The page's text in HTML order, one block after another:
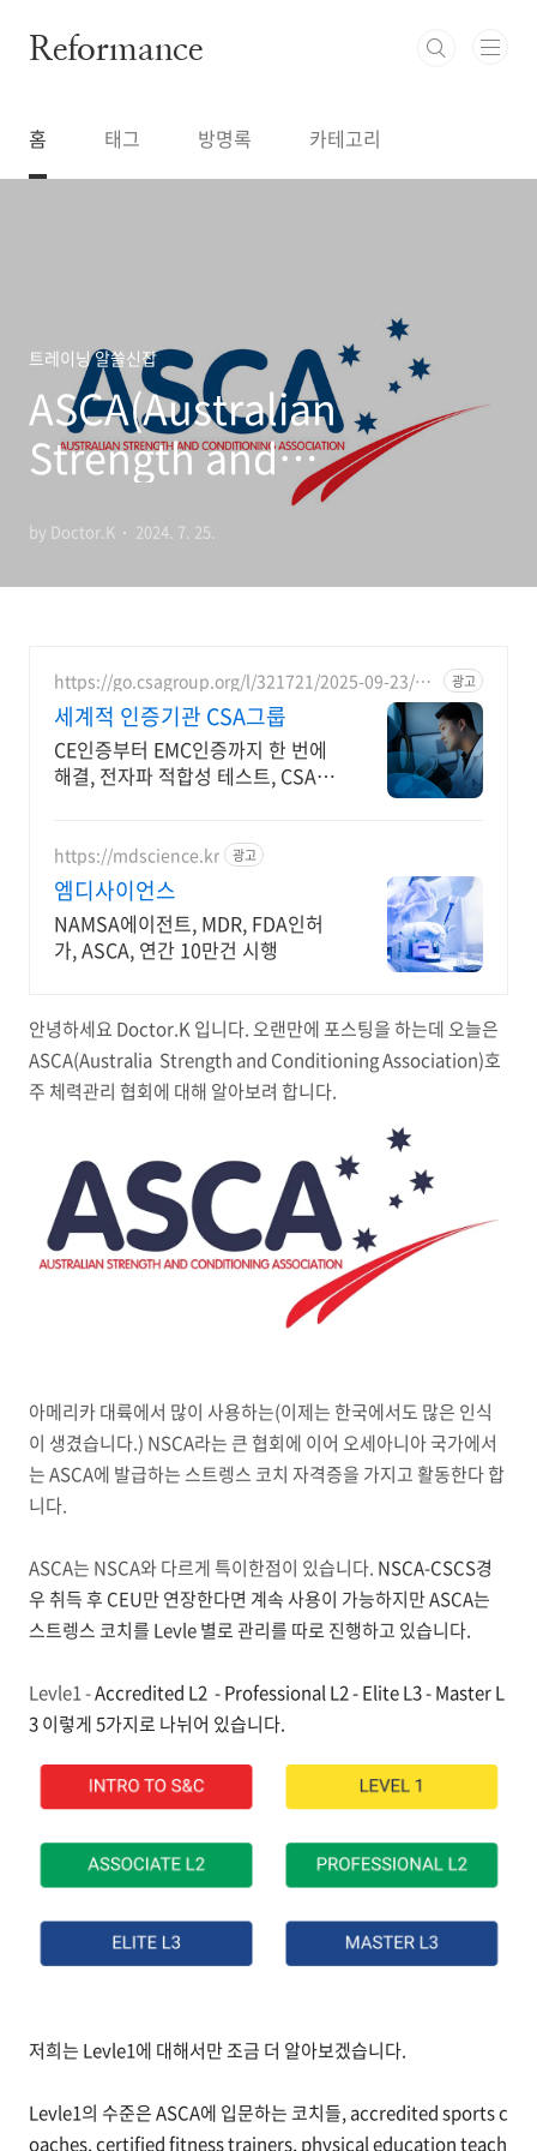
Reformance
홈 태그 방명록 카테고리
트레이닝 알쓸신잡
ASCA(Australian
Strength and
Association)호주 체력관리
협회
by Doctor.K 2024. 7. 25.
https://go.csagroup.org/l/321721/2025-09-23/bz
mc4
광고
세계적 인증기관 CSA그룹
CE인증부터 EMC인증까지 한 번에
해결, 전자파 적합성 테스트, CSA그
CE인증
https://mdscience.kr 광고
엠디사이언스
NAMSA에이전트, MDR, FDA인허
가, ASCA, 연간 10만건 시행
안녕하세요 Doctor.K 입니다. 오랜만에 포스팅을 하는데 오늘은
ASCA(Australia Strength and Conditioning Association)호
주 체력관리 협회에 대해 알아보려 합니다.
아메리카 대륙에서 많이 사용하는(이제는 한국에서도 많은 인식
이 생겼습니다.) NSCA라는 큰 협회에 이어 오세아니아 국가에서
는 ASCA에 발급하는 스트렝스 코치 자격증을 가지고 활동한다 합
니다.
ASCA는 NSCA와 다르게 특이한점이 있습니다. NSCA-CSCS경
우 취득 후 CEU만 연장한다면 계속 사용이 가능하지만ASCA는
스트렝스 코치를 Levle 별로 관리를 따로 진행하고 있습니다.
Levle1 -Accredited L2 -Professional L2 -Elite L3 -Master L
3 이렇게 5가지로 나뉘어 있습니다.
저희는 Levle1에 대해서만 조금 더 알아보겠습니다.
Levle1의 수준은 ASCA에 입문하는 코치들, accredited sports c
oaches, certified fitness trainers, physical education teach